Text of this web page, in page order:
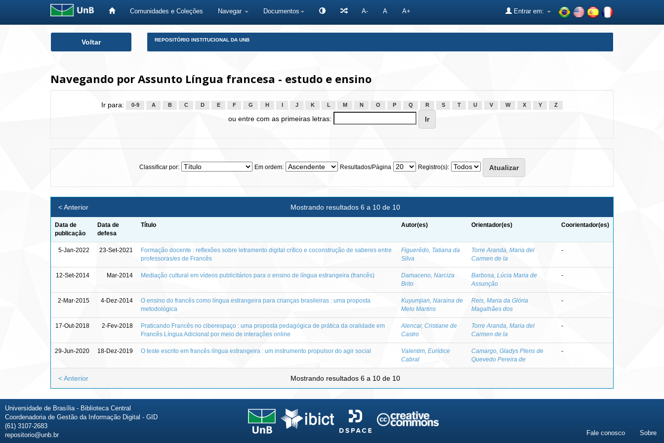
Comunidades e Coleções Navegar Documentos A- A A+ Entrar em:
Voltar REPOSITÓRIO INSTITUCIONAL DA UNB
Navegando por Assunto Língua francesa - estudo e ensino
Ir para: 0-9 A B C D E F G H J K L M N O P Q R S T U V W X Y Z
ou entre com as primeiras letras:
Classificar por: Em ordem: Resultados/Página Registro(s):
Mostrando resultados 6 a 10 de 10
< Anterior
Data de
publicação
Data de
defesa
Título Autor(es) Orientador(es) Coorientador(es)
5-Jan-2022 23-Set-2021
Formação docente : reflexões sobre letramento digital crítico e coconstrução de saberes entre
professoras/es de Francês
Figuerêdo, Tatiana da
Silva
Torre Aranda, Maria del
Carmen de la
-
12-Set-2014 Mar-2014 Mediação cultural em vídeos publicitários para o ensino de língua estrangeira (francês)
Damaceno, Narciza
Brito
Barbosa, Lúcia Maria de
Assunção
-
2-Mar-2015 4-Dez-2014
O ensino do francês como língua estrangeira para crianças brasileiras : uma proposta
metodológica
Kuyumjian, Naraina de
Melo Martins
Reis, Maria da Glória
Magalhães dos
-
17-Out-2018 2-Fev-2018
Praticando Francês no ciberespaço : uma proposta pedagógica de prática da oralidade em
Francês Língua Adicional por meio de interações online
Alencar, Cristiane de
Castro
Torre Aranda, Maria del
Carmen de la
-
29-Jun-2020 18-Dez-2019 O teste escrito em francês língua estrangeira : um instrumento propulsor do agir social
Valentim, Eurídice
Cabral
Camargo, Gladys Plens de
Quevedo Pereira de
-
Mostrando resultados 6 a 10 de 10
< Anterior
Universidade de Brasília - Biblioteca Central
Coordenadoria de Gestão da Informação Digital - GID
(61) 3107-2683
repositorio@unb.br
Fale conosco Sobre